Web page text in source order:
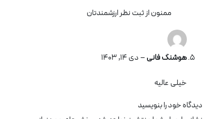
ممنون از ثبت نظر ارزشمندتان
هوشنگ فانی– دی 14, 1403
خیلی عالیه
دیدگاه خود را بنویسید